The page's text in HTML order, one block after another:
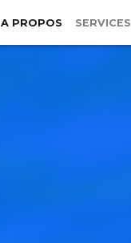
A PROPOS SERVICES